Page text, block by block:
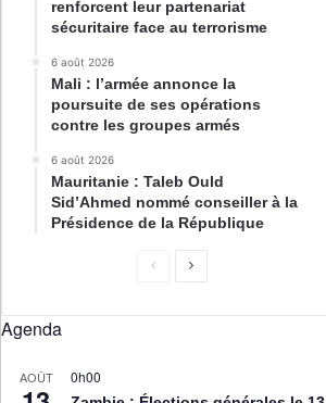
renforcent leur partenariat
sécuritaire face au terrorisme
6 août 2026
Mali : l’armée annonce la
poursuite de ses opérations
contre les groupes armés
6 août 2026
Mauritanie : Taleb Ould
Sid’Ahmed nommé conseiller à la
Présidence de la République
Agenda
AOÛT 0h00